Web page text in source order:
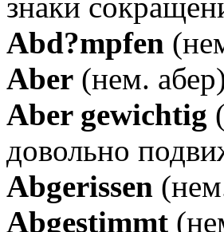
Аbd?mpfen
Аber (нем.
Аber gewichtig
довольно
Аbgerissen
Аbgestimmt